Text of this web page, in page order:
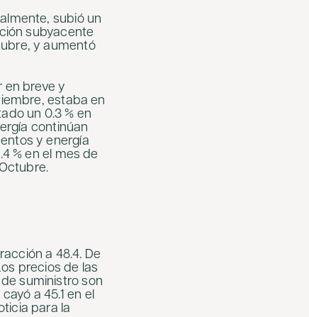
subió un
subyacente
y aumentó
en breve y
estaba en
un 0.3 % en
continúan
y energía
% en el mes de
a 48.4. De
precios de las
suministro son
a 45.1 en el
para la